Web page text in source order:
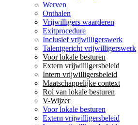
Werven
Onthalen
Vrijwilligers waarderen
Exitprocedure
Inclusief vrijwilligerswerk
Talentgericht vrijwilligerswerk
Voor lokale besturen
Extern vrijwilligersbeleid
Intern vrijwilligersbeleid
Maatschappelijke context
Rol van lokale besturen
V-Wijzer
Voor lokale besturen
Extern vrijwilligersbeleid